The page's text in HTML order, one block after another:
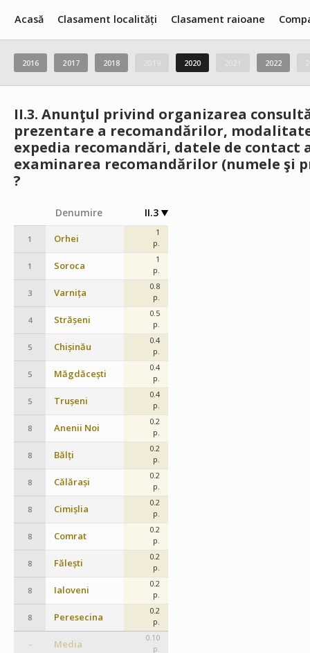
Acasă Clasament localități Clasament raioane
2016 2017 2018 2020 2022
II.3. Anunţul privind organizarea
prezentare a recomandărilor,
expedia recomandări, datele de contact
examinarea recomandărilor (numele şi
?
Denumire II.3
1 Orhei
1
p.
1 Soroca
1
p.
3 Varnița
0.8
p.
4 Strășeni
0.5
p.
5 Chișinău
0.4
p.
5 Măgdăcești
0.4
p.
5 Trușeni
0.4
p.
8 Anenii Noi
0.2
p.
8 Bălți
0.2
p.
8 Călărași
0.2
p.
8 Cimișlia
0.2
p.
8 Comrat
0.2
p.
8 Fălești
0.2
p.
8 Ialoveni
0.2
p.
8 Peresecina
0.2
p.
– Media
0.10
p.